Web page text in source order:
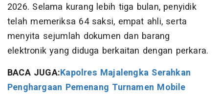
2026. Selama kurang lebih tiga bulan, penyidik
telah memeriksa 64 saksi, empat ahli, serta
menyita sejumlah dokumen dan barang
elektronik yang diduga berkaitan dengan perkara.
BACA JUGA:Kapolres Majalengka Serahkan
Penghargaan Pemenang Turnamen Mobile